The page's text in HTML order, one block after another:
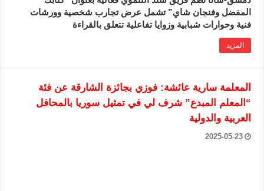
المفضل وفنجان شاي” تشمل ‏عرض تجارب شخصية وورشات
فنية وحوارات شبابية وزوايا تفاعلية تتعلق ‏بالقراءة
المزيد
المعلمة سارية عائشة: فوزي بجائزة الشارقة عن فئة
“المعلم المبدع” شرف لي في تمثيل سوريا بالمحافل
العربية والدولية
2025-05-23